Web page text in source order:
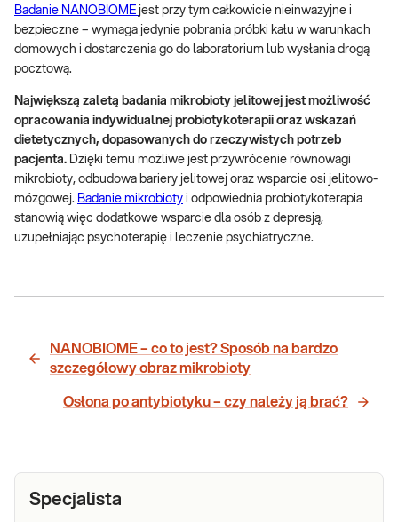
Badanie NANOBIOME jest przy tym całkowicie nieinwazyjne i
bezpieczne – wymaga jedynie pobrania próbki kału w warunkach
domowych i dostarczenia go do laboratorium lub wysłania drogą
pocztową.
Największą zaletą badania mikrobioty jelitowej jest możliwość
opracowania indywidualnej probiotykoterapii oraz wskazań
dietetycznych, dopasowanych do rzeczywistych potrzeb
pacjenta. Dzięki temu możliwe jest przywrócenie równowagi
mikrobioty, odbudowa bariery jelitowej oraz wsparcie osi jelitowo-
mózgowej. Badanie mikrobioty i odpowiednia probiotykoterapia
stanowią więc dodatkowe wsparcie dla osób z depresją,
uzupełniając psychoterapię i leczenie psychiatryczne.
NANOBIOME – co to jest? Sposób na bardzo
szczegółowy obraz mikrobioty
Osłona po antybiotyku – czy należy ją brać?
Specjalista